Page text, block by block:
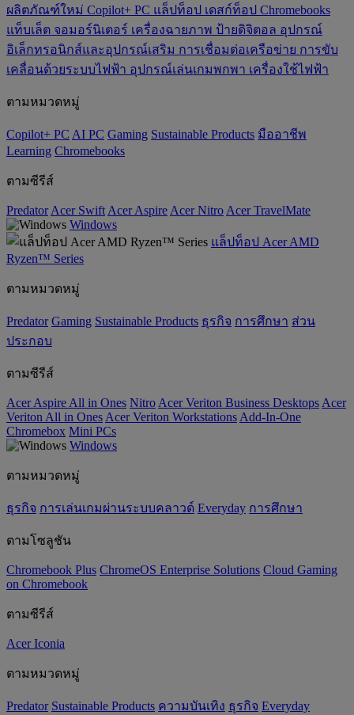
ผลิตภัณฑ์ใหม่ Copilot+ PC แล็ปท็อป เดสก์ท็อป Chromebooks
แท็บเล็ต จอมอร์นิเตอร์ เครื่องฉายภาพ ป้ายดิจิตอล อุปกรณ์
อิเล็กทรอนิกส์และอุปกรณ์เสริม การเชื่อมต่อเครือข่าย การขับ
เคลื่อนด้วยระบบไฟฟ้า อุปกรณ์เล่นเกมพกพา เครื่องใช้ไฟฟ้า
ตามหมวดหมู่
Copilot+ PC AI PC Gaming ‌Sustainable Products มืออาชีพ
‌Learning Chromebooks
ตามซีรีส์
Predator Acer Swift Acer Aspire Acer Nitro Acer TravelMate
Windows
แล็ปท็อป Acer AMD
Ryzen™ Series
ตามหมวดหมู่
Predator Gaming ‌Sustainable Products ธุรกิจ การศึกษา ส่วน
ประกอบ
ตามซีรีส์
Acer Aspire All in Ones Nitro Acer Veriton Business Desktops Acer
Veriton All in Ones Acer Veriton Workstations Add-In-One
Chromebox Mini PCs
Windows
ตามหมวดหมู่
ธุรกิจ การเล่นเกมผ่านระบบคลาวด์ Everyday การศึกษา
ตามโซลูชัน
Chromebook Plus ChromeOS Enterprise Solutions Cloud Gaming
on Chromebook
ตามซีรีส์
Acer Iconia
ตามหมวดหมู่
Predator ‌Sustainable Products ความบันเทิง ธุรกิจ Everyday